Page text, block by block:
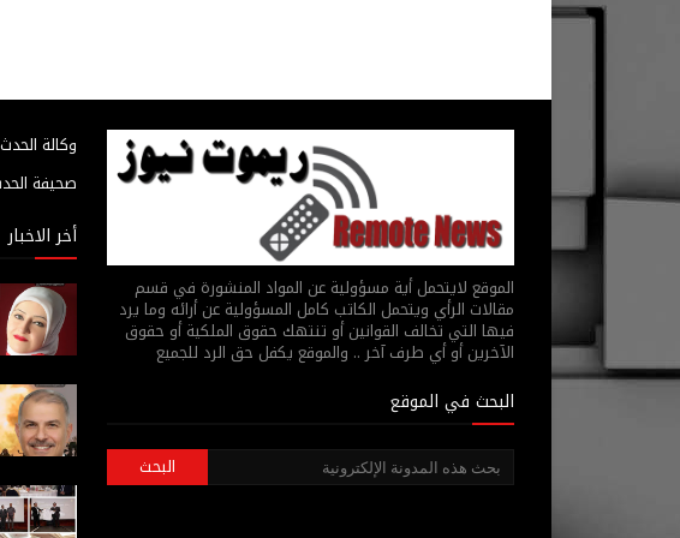
الموقع لايتحمل أية مسؤولية عن المواد المنشورة في قسم
مقالات الرأي ويتحمل الكاتب كامل المسؤولية عن أرائه وما يرد
فيها التي تخالف القوانين أو تنتهك حقوق الملكية أو حقوق
الآخرين أو أي طرف آخر .. والموقع يكفل حق الرد للجميع
البحث في الموقع
وكالة
صحيفة
أخر الاخبار